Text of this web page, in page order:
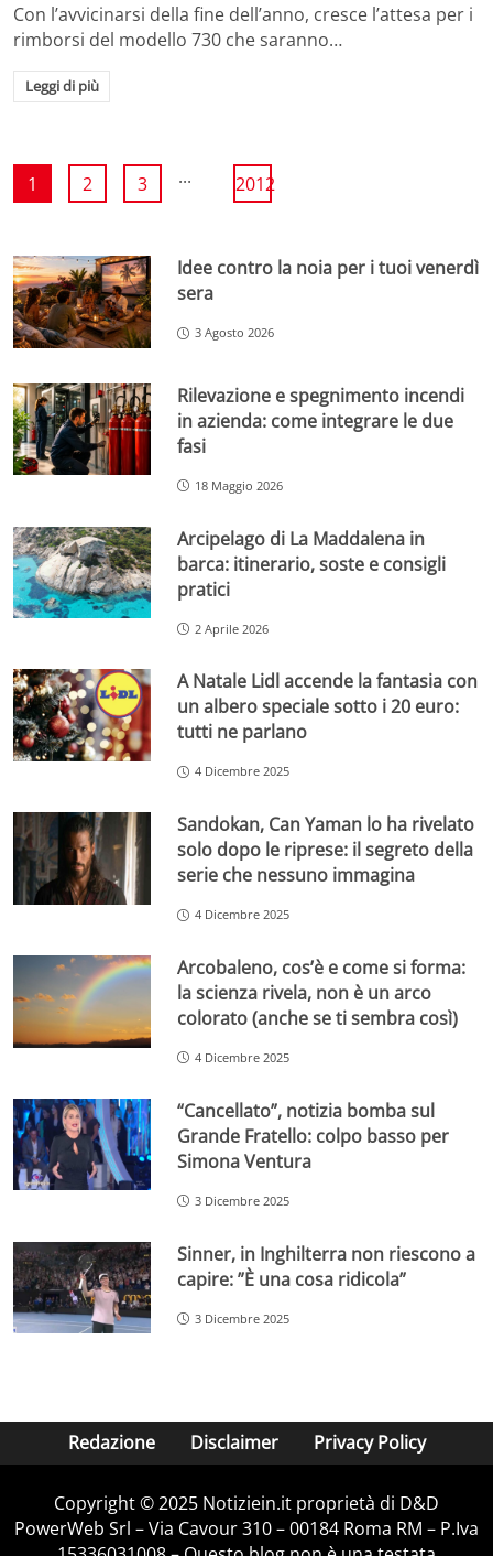
Con l’avvicinarsi della fine dell’anno, cresce l’attesa per i
rimborsi del modello 730 che saranno…
Leggi di più
1 2 3 ... 2012
Idee contro la noia per i tuoi venerdì
sera
3 Agosto 2026
Rilevazione e spegnimento incendi
in azienda: come integrare le due
fasi
18 Maggio 2026
Arcipelago di La Maddalena in
barca: itinerario, soste e consigli
pratici
2 Aprile 2026
A Natale Lidl accende la fantasia con
un albero speciale sotto i 20 euro:
tutti ne parlano
4 Dicembre 2025
Sandokan, Can Yaman lo ha rivelato
solo dopo le riprese: il segreto della
serie che nessuno immagina
4 Dicembre 2025
Arcobaleno, cos’è e come si forma:
la scienza rivela, non è un arco
colorato (anche se ti sembra così)
4 Dicembre 2025
“Cancellato”, notizia bomba sul
Grande Fratello: colpo basso per
Simona Ventura
3 Dicembre 2025
Sinner, in Inghilterra non riescono a
capire: ”È una cosa ridicola”
3 Dicembre 2025
Redazione Disclaimer Privacy Policy
Copyright © 2025 Notiziein.it proprietà di D&D
PowerWeb Srl – Via Cavour 310 – 00184 Roma RM – P.Iva